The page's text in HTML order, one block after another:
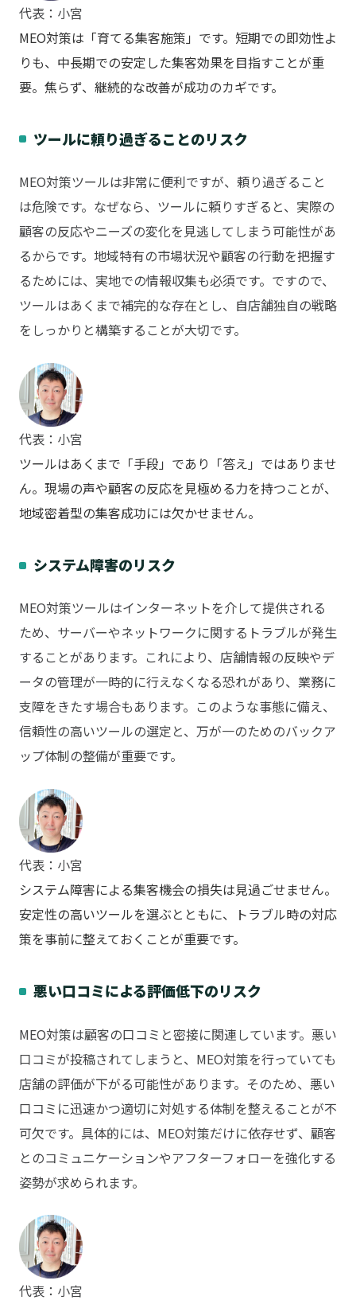
代表：小宮
MEO対策は「育てる集客施策」です。短期での即効性よ
りも、中長期での安定した集客効果を目指すことが重
要。焦らず、継続的な改善が成功のカギです。
ツールに頼り過ぎることのリスク
MEO対策ツールは非常に便利ですが、頼り過ぎること
は危険です。なぜなら、ツールに頼りすぎると、実際の
顧客の反応やニーズの変化を見逃してしまう可能性があ
るからです。地域特有の市場状況や顧客の行動を把握す
るためには、実地での情報収集も必須です。ですので、
ツールはあくまで補完的な存在とし、自店舗独自の戦略
をしっかりと構築することが大切です。
代表：小宮
ツールはあくまで「手段」であり「答え」ではありませ
ん。現場の声や顧客の反応を見極める力を持つことが、
地域密着型の集客成功には欠かせません。
システム障害のリスク
MEO対策ツールはインターネットを介して提供される
ため、サーバーやネットワークに関するトラブルが発生
することがあります。これにより、店舗情報の反映やデ
ータの管理が一時的に行えなくなる恐れがあり、業務に
支障をきたす場合もあります。このような事態に備え、
信頼性の高いツールの選定と、万が一のためのバックア
ップ体制の整備が重要です。
代表：小宮
システム障害による集客機会の損失は見過ごせません。
安定性の高いツールを選ぶとともに、トラブル時の対応
策を事前に整えておくことが重要です。
悪い口コミによる評価低下のリスク
MEO対策は顧客の口コミと密接に関連しています。悪い
口コミが投稿されてしまうと、MEO対策を行っていても
店舗の評価が下がる可能性があります。そのため、悪い
口コミに迅速かつ適切に対処する体制を整えることが不
可欠です。具体的には、MEO対策だけに依存せず、顧客
とのコミュニケーションやアフターフォローを強化する
姿勢が求められます。
代表：小宮